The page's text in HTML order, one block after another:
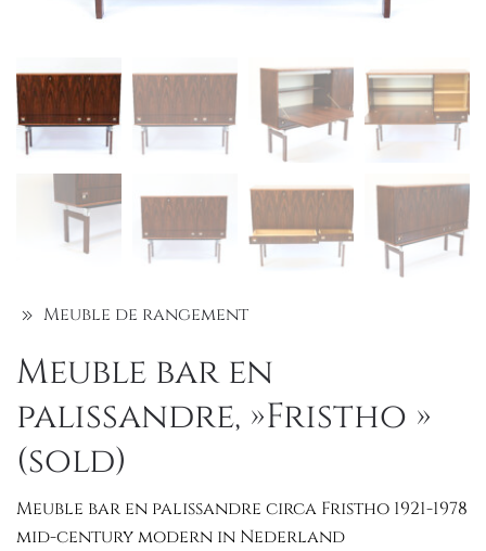
Meuble de rangement
Meuble bar en
palissandre, »Fristho »
(sold)
Meuble bar en palissandre circa Fristho 1921-1978
mid-century modern in Nederland